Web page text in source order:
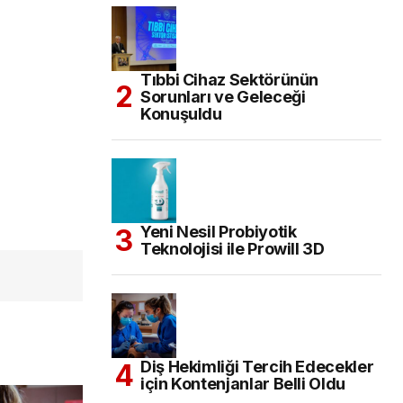
Tıbbi Cihaz Sektörünün
Sorunları ve Geleceği
Konuşuldu
Yeni Nesil Probiyotik
Teknolojisi ile Prowill 3D
Diş Hekimliği Tercih Edecekler
için Kontenjanlar Belli Oldu